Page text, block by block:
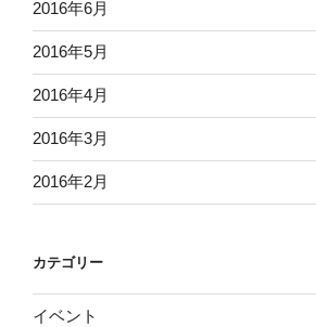
2016年6月
2016年5月
2016年4月
2016年3月
2016年2月
カテゴリー
イベント